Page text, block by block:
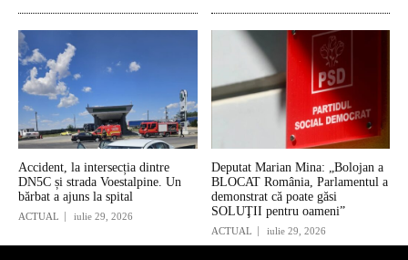
Accident, la intersecția dintre
DN5C și strada Voestalpine. Un
bărbat a ajuns la spital
ACTUAL iulie 29, 2026
Deputat Marian Mina: „Bolojan a
BLOCAT România, Parlamentul a
demonstrat că poate găsi
SOLUŢII pentru oameni”
ACTUAL iulie 29, 2026